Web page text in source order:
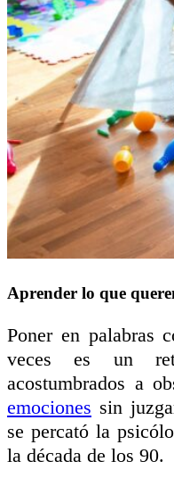
Aprender lo que
Poner en palabras
veces es un
acostumbrados a
emociones sin
se percató la
la década de los 90.